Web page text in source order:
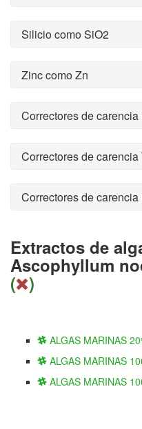
Silicio como SiO2
Zinc como Zn
Correctores de
Correctores de carencia
Correctores de
Extractos de
Ascophyllum
( )
ALGAS MARINAS
ALGAS MARINAS
ALGAS MARINAS